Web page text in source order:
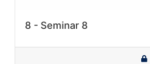
8 - Seminar 8